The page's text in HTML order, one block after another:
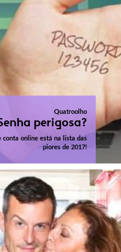
Quatroolho
perigosa?
conta online está na lista das
piores de 2017!